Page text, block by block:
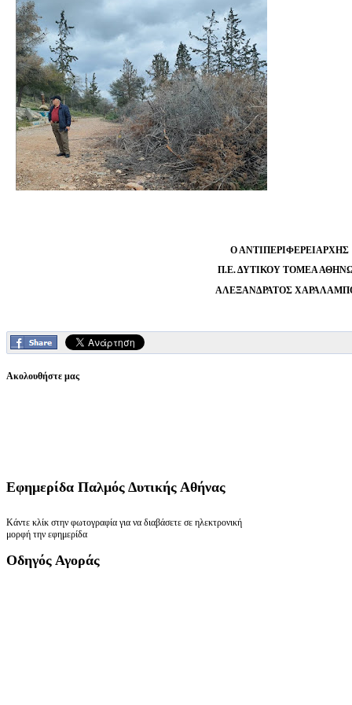
Ο ΑΝΤΙΠΕΡΙΦΕΡΕΙΑΡΧΗΣ
Π.Ε. ΔΥΤΙΚΟΥ ΤΟΜΕΑ
ΑΛΕΞΑΝΔΡΑΤΟΣ
Ακολουθήστε μας
Εφημερίδα Παλμός Δυτικής Αθήνας
Κάντε κλίκ στην φωτογραφία για να διαβάσετε σε ηλεκτρονική
μορφή την εφημερίδα
Οδηγός Αγοράς